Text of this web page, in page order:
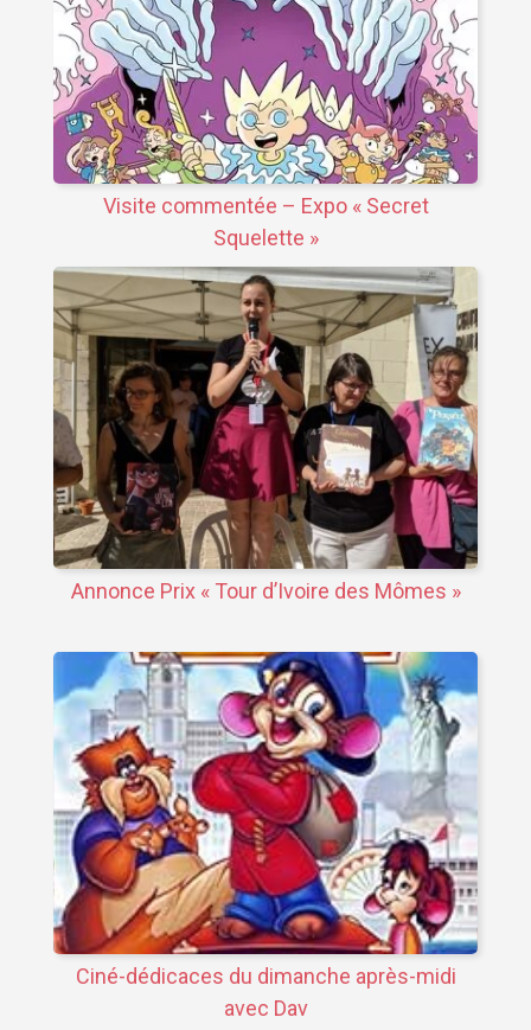
Visite commentée – Expo « Secret
Squelette »
Annonce Prix « Tour d’Ivoire des Mômes »
Ciné-dédicaces du dimanche après-midi
avec Dav